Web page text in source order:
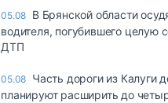
05.08 В Брянской области
водителя, погубившего целую
ДТП
05.08 Часть дороги из Калуги
планируют расширить до